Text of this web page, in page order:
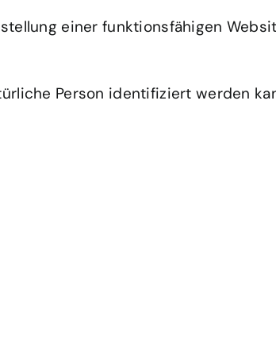
einer funktionsfähigen
Person identifiziert werden